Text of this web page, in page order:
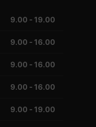
9.00 - 19.00
9.00 - 16.00
9.00 - 16.00
9.00 - 16.00
9.00 - 19.00